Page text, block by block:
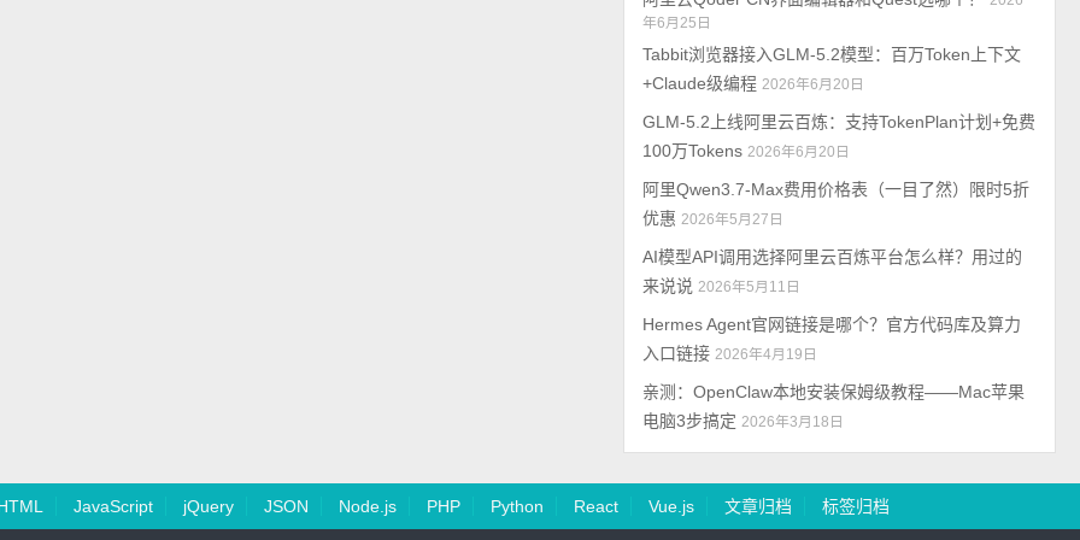
年6月25日
Tabbit浏览器接入GLM-5.2模型：百万Token上下文
+Claude级编程 2026年6月20日
GLM-5.2上线阿里云百炼：支持TokenPlan计划+免费
100万Tokens 2026年6月20日
阿里Qwen3.7-Max费用价格表（一目了然）限时5折
优惠 2026年5月27日
AI模型API调用选择阿里云百炼平台怎么样？用过的
来说说 2026年5月11日
Hermes Agent官网链接是哪个？官方代码库及算力
入口链接 2026年4月19日
亲测：OpenClaw本地安装保姆级教程——Mac苹果
电脑3步搞定 2026年3月18日
JavaScript jQuery JSON Node.js PHP Python React Vue.js 文章归档 标签归档